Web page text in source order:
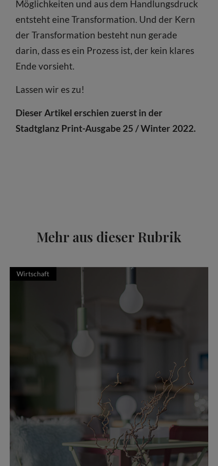
Möglichkeiten und aus dem Handlungsdruck
entsteht eine Transformation. Und der Kern
der Transformation besteht nun gerade
darin, dass es ein Prozess ist, der kein klares
Ende vorsieht.
Lassen wir es zu!
Dieser Artikel erschien zuerst in der
Stadtglanz Print-Ausgabe 25 / Winter 2022.
Mehr aus dieser Rubrik
Wirtschaft